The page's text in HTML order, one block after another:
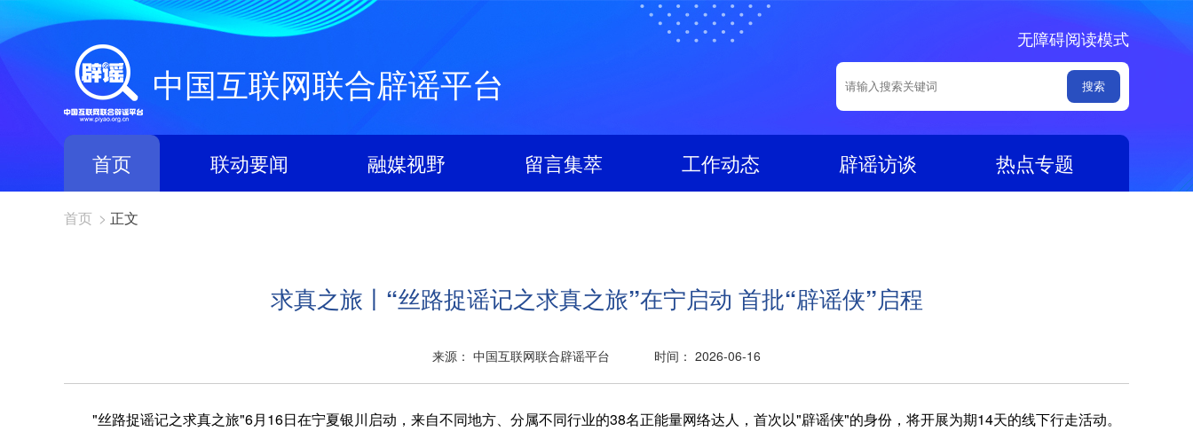
无障碍阅读模式
中国互联网联合辟谣平台
首页 联动要闻 融媒视野 留言集萃 工作动态 辟谣访谈 热点专题
首页 > 正文
求真之旅丨“丝路捉谣记之求真之旅”在宁启动 首批“辟谣侠”启程
来源： 中国互联网联合辟谣平台 时间： 2026-06-16
"丝路捉谣记之求真之旅"6月16日在宁夏银川启动，来自不同地方、分属不同行业的38名正能量网络达人，首次以"辟谣侠"的身份，将开展为期14天的线下行走活动。